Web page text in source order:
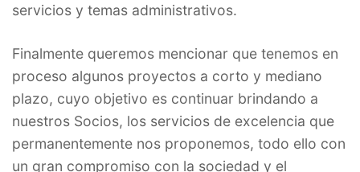
servicios y temas administrativos.
Finalmente queremos mencionar que tenemos en
proceso algunos proyectos a corto y mediano
plazo, cuyo objetivo es continuar brindando a
nuestros Socios, los servicios de excelencia que
permanentemente nos proponemos, todo ello con
un gran compromiso con la sociedad y el